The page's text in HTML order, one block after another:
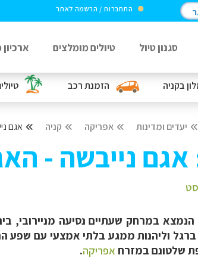
בקניה הזמנת רכב
התחברות / הרשמה לאתר
סגנון טיול טיולים מומלצים ארכיון
יעדים ומדינות אפריקה קניה אגם
אגם נייבשה -
הנמצא במרחק שעתיים נסיעה מניירובי,
ברגל וליהנות ממגע בלתי אמצעי עם שפע
שלטונם במזרח אפריקה.